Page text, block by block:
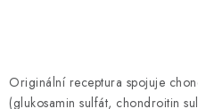
Originální receptura spojuje
(glukosamin sulfát, chondroitin